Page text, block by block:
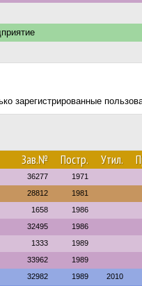
зарегистрированные
Зав.№ Постр. Утил.
36277 1971
28812 1981
1658 1986
32495 1986
1333 1989
33962 1989
32982 1989 2010